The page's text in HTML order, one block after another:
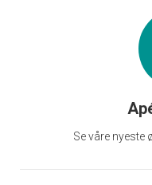
Se våre nyeste